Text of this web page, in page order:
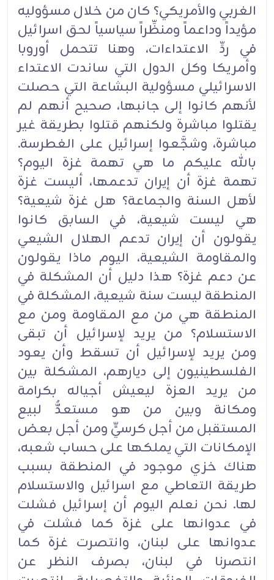
الغربي والأمريكي؟ كان من خلال مسؤوليه
مؤيداً وداعماً ومنظِّراً سياسياً لحق اسرائيل
في ردِّ الاعتداءات، وهنا تتحمل أوروبا
وأمريكا وكل الدول التي ساندت الاعتداء
الاسرائيلي مسؤولية البشاعة التي حصلت
لأنهم كانوا إلى جانبها، صحيح أنهم لم
يقتلوا مباشرة ولكنهم قتلوا بطريقة غير
مباشرة، وشجَّعوا إسرائيل على الغطرسة.
بالله عليكم ما هي تهمة غزة اليوم؟
تهمة غزة أن إيران تدعمها، أليست غزة
لأهل السنة والجماعة؟ هل غزة شيعية؟
هي ليست شيعية، في السابق كانوا
يقولون أن إيران تدعم الهلال الشيعي
والمقاومة الشيعية، اليوم ماذا يقولون
عن دعم غزة؟ هذا دليل أن المشكلة في
المنطقة ليست سنة شيعية، المشكلة في
المنطقة هي من مع المقاومة ومن مع
الاستسلام؟ من يريد لإسرائيل أن تبقى
ومن يريد لإسرائيل أن تسقط وأن يعود
الفلسطينيون إلى ديارهم، المشكلة بين
من يريد العزة ليعيش أجياله بكرامة
ومكانة وبين من هو مستعدٌّ لبيع
المستقبل من أجل كرسيٍّ ومن أجل بعض
الإمكانات التي يملكها على حساب شعبه،
هناك خزي موجود في المنطقة بسبب
طريقة التعاطي مع اسرائيل والاستسلام
لها. نحن نعلم اليوم أن إسرائيل فشلت
في عدوانها على غزة كما فشلت في
عدوانها على لبنان، وانتصرت غزة كما
انتصرنا في لبنان، بصرف النظر عن